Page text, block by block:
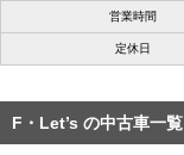
営業時間
定休日
F・Let’s の中古車一覧